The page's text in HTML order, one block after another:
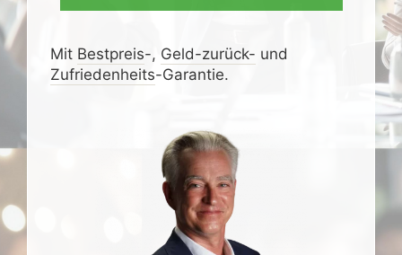
Mit Bestpreis-, Geld-zurück- und
Zufrieden­­heits-Garantie.